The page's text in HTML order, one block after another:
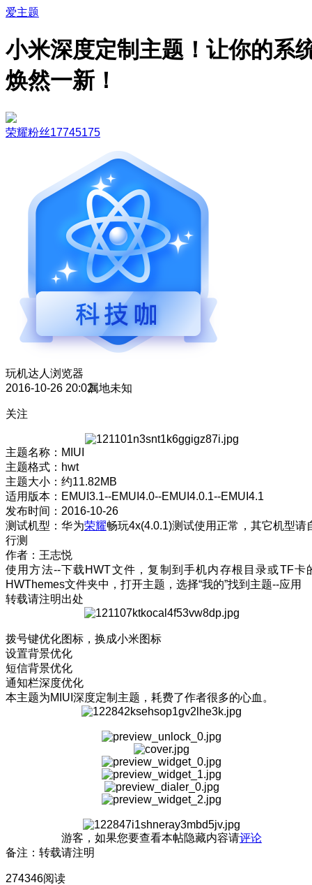
爱主题
小米深度定制主题！让你的系
焕然一新！
荣耀粉丝17745175
玩机达人 浏览器
2016-10-26 20:02属地未知
关注
主题名称：MIUI
主题格式：hwt
主题大小：约11.82MB
适用版本：EMUI3.1--EMUI4.0--EMUI4.0.1--EMUI4.1
发布时间：2016-10-26
测试机型：华为荣耀畅玩4x(4.0.1)测试使用正常，其它机型请
行测
作者：王志悦
使用方法--下载HWT文件，复制到手机内存根目录或TF卡
HWThemes文件夹中，打开主题，选择“我的”找到主题--应用
转载请注明出处
拨号键优化图标，换成小米图标
设置背景优化
短信背景优化
通知栏深度优化
本主题为MIUI深度定制主题，耗费了作者很多的心血。
游客，如果您要查看本帖隐藏内容请评论
备注：转载请注明
274346阅读